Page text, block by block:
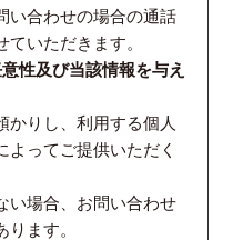
い合わせの場合の通話
いただきます。
性及び当該情報を与え
かりし、利用する個人
ってご提供いただく
い場合、お問い合わせ
ます。